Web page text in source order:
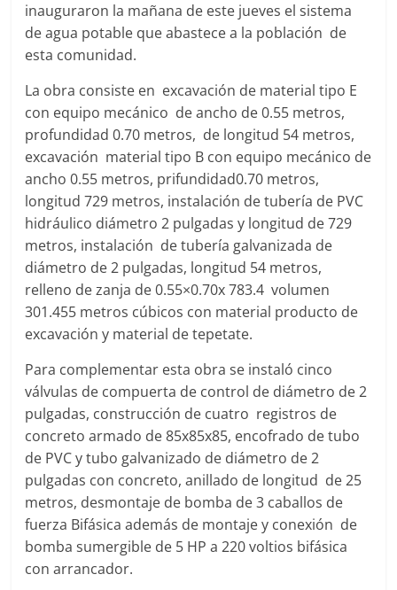
inauguraron la mañana de este jueves el sistema
de agua potable que abastece a la población de
esta comunidad.
La obra consiste en excavación de material tipo E
con equipo mecánico de ancho de 0.55 metros,
profundidad 0.70 metros, de longitud 54 metros,
excavación material tipo B con equipo mecánico de
ancho 0.55 metros, prifundidad0.70 metros,
longitud 729 metros, instalación de tubería de PVC
hidráulico diámetro 2 pulgadas y longitud de 729
metros, instalación de tubería galvanizada de
diámetro de 2 pulgadas, longitud 54 metros,
relleno de zanja de 0.55×0.70x 783.4 volumen
301.455 metros cúbicos con material producto de
excavación y material de tepetate.
Para complementar esta obra se instaló cinco
válvulas de compuerta de control de diámetro de 2
pulgadas, construcción de cuatro registros de
concreto armado de 85x85x85, encofrado de tubo
de PVC y tubo galvanizado de diámetro de 2
pulgadas con concreto, anillado de longitud de 25
metros, desmontaje de bomba de 3 caballos de
fuerza Bifásica además de montaje y conexión de
bomba sumergible de 5 HP a 220 voltios bifásica
con arrancador.